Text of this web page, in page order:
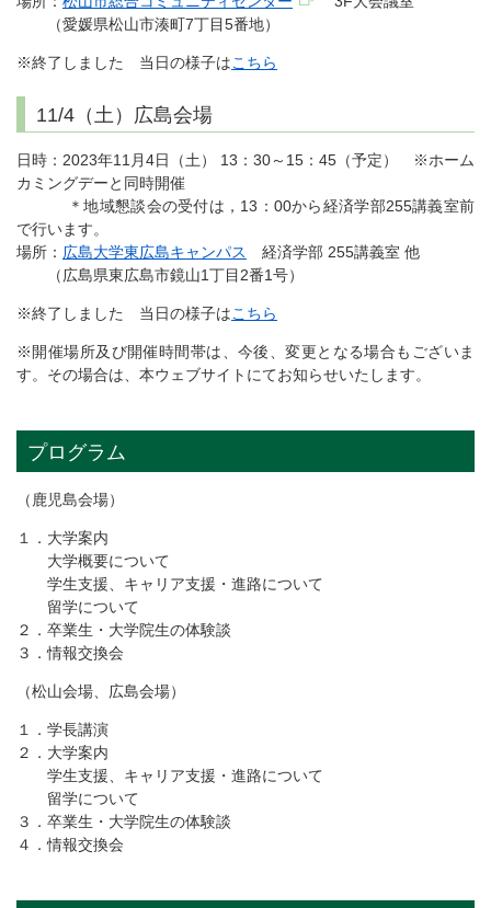
（愛媛県松山市湊町7丁目5番地）
※終了しました 当日の様子はこちら
11/4（土）広島会場
日時：2023年11月4日（土） 13：30～15：45（予定） ※ホーム
カミングデーと同時開催
＊地域懇談会の受付は，13：00から経済学部255講義室前
で行います。
場所： 広島大学東広島キャンパス
経済学部 255講義室 他
（広島県東広島市鏡山1丁目2番1号）
※終了しました 当日の様子はこちら
※開催場所及び開催時間帯は、今後、変更となる場合もございま
す。その場合は、本ウェブサイトにてお知らせいたします。
プログラム
（鹿児島会場）
１．大学案内
大学概要について
学生支援、キャリア支援・進路について
留学について
２．卒業生・大学院生の体験談
３．情報交換会
（松山会場、広島会場）
１．学長講演
２．大学案内
学生支援、キャリア支援・進路について
留学について
３．卒業生・大学院生の体験談
４．情報交換会